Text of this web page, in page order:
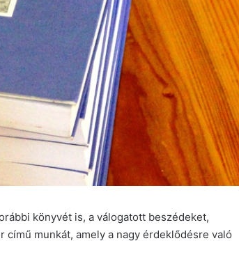
könyvét is, a válogatott beszédeket,
munkát, amely a nagy érdeklődésre való